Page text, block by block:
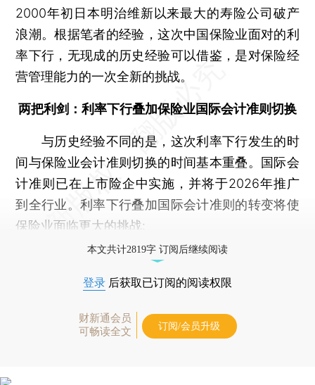
2000年初日本明治维新以来最大的寿险公司破产
浪潮。根据笔者的经验，这次中国保险业面对的利
率下行，无现成的历史经验可以借鉴，是对保险经
营管理能力的一次全新的挑战。
两把利剑：利率下行叠加保险业国际会计准则切换
与历史经验不同的是，这次利率下行发生的时
间与保险业会计准则切换的时间基本重叠。国际会
计准则已在上市险企中实施，并将于2026年推广
到全行业。利率下行叠加国际会计准则的转变将使
保险业面临更大的挑战:
本文共计2819字 订阅后继续阅读
登录 后获取已订阅的阅读权限
财新通会员
可畅读全文
订阅/会员升级